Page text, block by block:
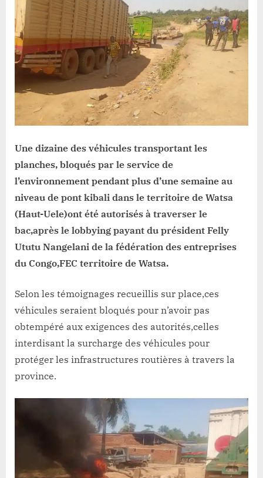
au
pont
Kibali
l’environnement
libérés
un
de
la
FEC
Une dizaine des véhicules transportant les
planches, bloqués par le service de
l’environnement pendant plus d’une semaine au
niveau de pont kibali dans le territoire de Watsa
(Haut-Uele)ont été autorisés à traverser le
bac,après le lobbying payant du président Felly
Ututu Nangelani de la fédération des entreprises
du Congo,FEC territoire de Watsa.
Selon les témoignages recueillis sur place,ces
véhicules seraient bloqués pour n’avoir pas
obtempéré aux exigences des autorités,celles
interdisant la surcharge des véhicules pour
protéger les infrastructures routières à travers la
province.